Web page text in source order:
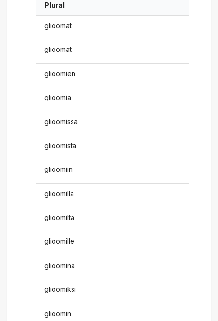
Plural
glioomat
glioomat
glioomien
glioomia
glioomissa
glioomista
glioomiin
glioomilla
glioomilta
glioomille
glioomina
glioomiksi
glioomin